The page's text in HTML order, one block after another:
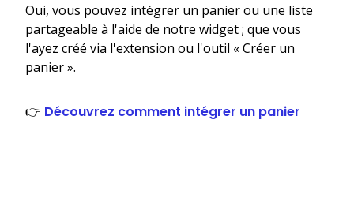
Oui, vous pouvez intégrer un panier ou une liste
partageable à l'aide de notre widget ; que vous
l'ayez créé via l'extension ou l'outil « Créer un
panier ».
👉 Découvrez comment intégrer un panier